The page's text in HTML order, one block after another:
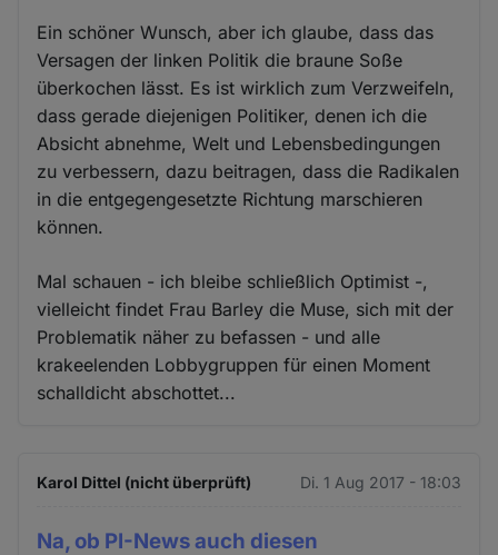
Ein schöner Wunsch, aber ich glaube, dass das
Versagen der linken Politik die braune Soße
überkochen lässt. Es ist wirklich zum Verzweifeln,
dass gerade diejenigen Politiker, denen ich die
Absicht abnehme, Welt und Lebensbedingungen
zu verbessern, dazu beitragen, dass die Radikalen
in die entgegengesetzte Richtung marschieren
können.
Mal schauen - ich bleibe schließlich Optimist -,
vielleicht findet Frau Barley die Muse, sich mit der
Problematik näher zu befassen - und alle
krakeelenden Lobbygruppen für einen Moment
schalldicht abschottet...
Karol Dittel (nicht überprüft) Di. 1 Aug 2017 - 18:03
Na, ob PI-News auch diesen